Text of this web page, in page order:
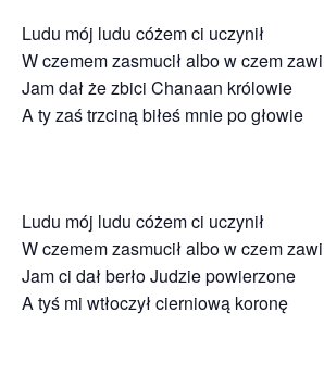
Ludu mój ludu cóżem ci uczynił
W czemem zasmucił albo w czem
Jam dał że zbici Chanaan królowie
A ty zaś trzciną biłeś mnie po głowie
Ludu mój ludu cóżem ci uczynił
W czemem zasmucił albo w czem
Jam ci dał berło Judzie powierzone
A tyś mi wtłoczył cierniową koronę